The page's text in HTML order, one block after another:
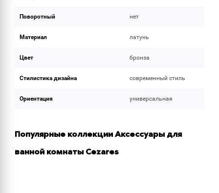
Поворотный нет
Материал латунь
Цвет бронза
Стилистика дизайна современный стиль
Ориентация универсальная
Популярные коллекции Аксессуары для
ванной комнаты Cezares